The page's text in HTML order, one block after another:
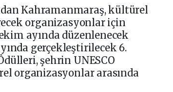
Kahramanmaraş, kültürel
organizasyonlar için
ayında düzenlenecek
gerçekleştirilecek 6.
şehrin UNESCO
organizasyonlar arasında